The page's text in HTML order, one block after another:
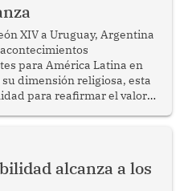
XIV a Uruguay, Argentina
para América Latina en
dimensión religiosa, esta
para reafirmar el valor
desarrollo, cohesión
alcanza a los